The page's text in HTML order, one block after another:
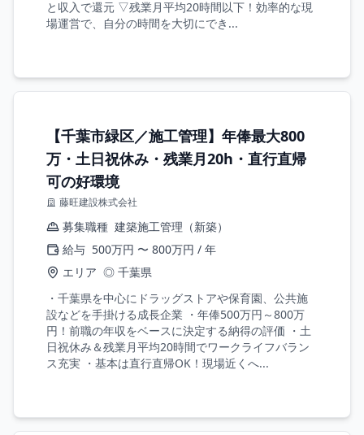
と収入で還元 ▽残業月平均20時間以下！効率的な現
場運営で、自分の時間を大切にでき...
【千葉市緑区／施工管理】年俸最大800
万・土日祝休み・残業月20h・直行直帰
可の好環境
藤旺建設株式会社
募集職種 建築施工管理（新築）
給与 500万円 〜 800万円 / 年
エリア ◎ 千葉県
・千葉県を中心にドラッグストアや保育園、公共施
設などを手掛ける成長企業 ・年俸500万円～800万
円！前職の年収をベースに決定する納得の評価 ・土
日祝休み＆残業月平均20時間でワークライフバラン
ス充実 ・基本は直行直帰OK！現場近くへ...